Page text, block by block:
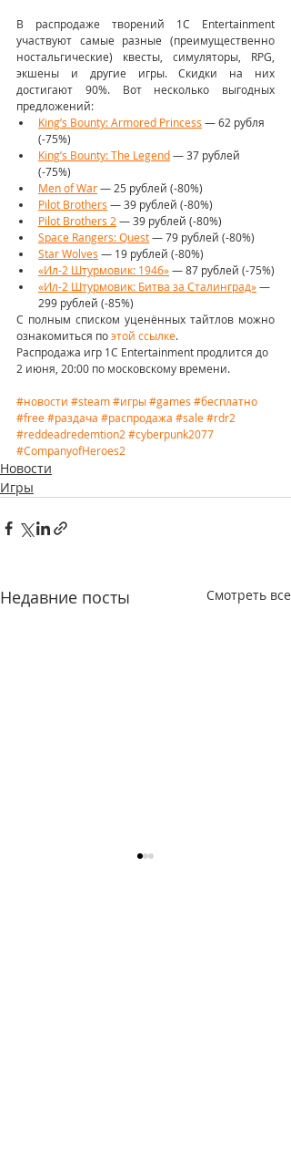
В распродаже творений 1C Entertainment
участвуют самые разные (преимущественно
ностальгические) квесты, симуляторы, RPG,
экшены и другие игры. Скидки на них
достигают 90%. Вот несколько выгодных
предложений:
King’s Bounty: Armored Princess — 62 рубля
(-75%)
King’s Bounty: The Legend — 37 рублей
(-75%)
Men of War — 25 рублей (-80%)
Pilot Brothers — 39 рублей (-80%)
Pilot Brothers 2 — 39 рублей (-80%)
Space Rangers: Quest — 79 рублей (-80%)
Star Wolves — 19 рублей (-80%)
«Ил-2 Штурмовик: 1946» — 87 рублей (-75%)
«Ил-2 Штурмовик: Битва за Сталинград» —
299 рублей (-85%)
С полным списком уценённых тайтлов можно
ознакомиться по этой ссылке.
Распродажа игр 1C Entertainment продлится до
2 июня, 20:00 по московскому времени.
#новости #steam#игры#games #бесплатно
#free#раздача #распродажа #sale#rdr2
#reddeadredemtion2 #cyberpunk2077
#CompanyofHeroes2
Новости
Игры
Недавние посты Смотреть все